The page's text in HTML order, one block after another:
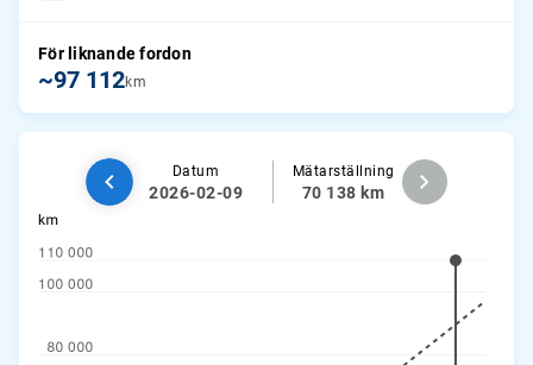
För liknande fordon
~97 112km
Datum
2026-02-09
Mätarställning
70 138 km